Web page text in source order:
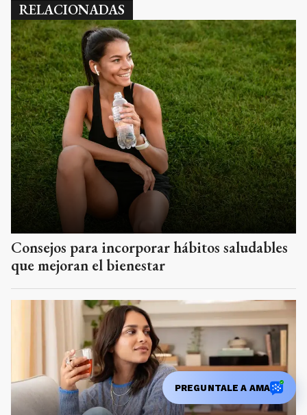
RELACIONADAS
Consejos para incorporar hábitos saludables
que mejoran el bienestar
PREGUNTALE A AMA